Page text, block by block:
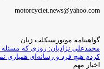
motorcyclet.news@yahoo.com
گواهینامه موتورسیکلت زنان
محمدعلی نژادیان: روزی که مسئله
کردم هیچ فرد و رسانه‌ای همیاری
اخبار مهم